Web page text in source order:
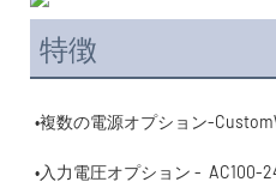
特徴
•入力電圧オプション -  AC100-